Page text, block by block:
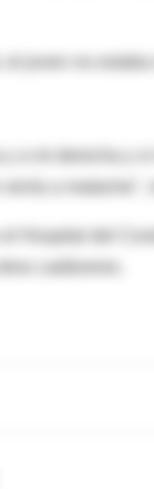
el joven no
y a mi derecha y
venía a